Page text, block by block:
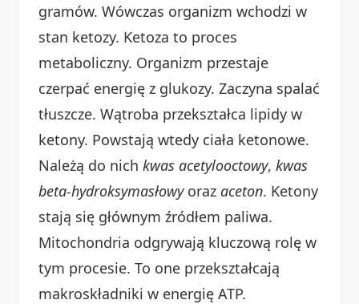
gramów. Wówczas organizm wchodzi w
stan ketozy. Ketoza to proces
metaboliczny. Organizm przestaje
czerpać energię z glukozy. Zaczyna spalać
tłuszcze. Wątroba przekształca lipidy w
ketony. Powstają wtedy ciała ketonowe.
Należą do nich kwas acetylooctowy, kwas
beta-hydroksymasłowyoraz aceton. Ketony
stają się głównym źródłem paliwa.
Mitochondria odgrywają kluczową rolę w
tym procesie. To one przekształcają
makroskładniki w energię ATP.